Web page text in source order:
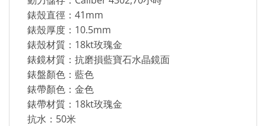
錶殼直徑：41mm
錶殼厚度：10.5mm
錶殼材質：18kt玫瑰金
錶鏡材質：抗磨損藍寶石水晶鏡面
錶盤顏色：藍色
錶帶顏色：金色
錶帶材質：18kt玫瑰金
抗水：50米